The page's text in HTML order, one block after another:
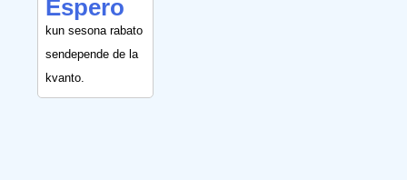
Espero
kun sesona rabato
sendepende de la
kvanto.